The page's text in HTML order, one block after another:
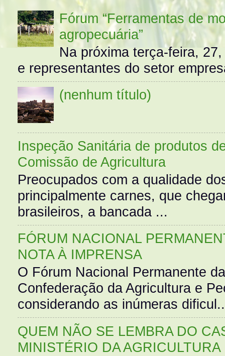
Fórum “Ferramentas de
agropecuária”
Na próxima terça-feira,
e representantes do setor
(nenhum título)
Inspeção Sanitária de produtos
Comissão de Agricultura
Preocupados com a qualidade
principalmente carnes, que
brasileiros, a bancada ...
FÓRUM NACIONAL
NOTA À IMPRENSA
O Fórum Nacional Permanente
Confederação da Agricultura e
considerando as inúmeras
QUEM NÃO SE LEMBRA DO
MINISTÉRIO DA AGRICULTURA